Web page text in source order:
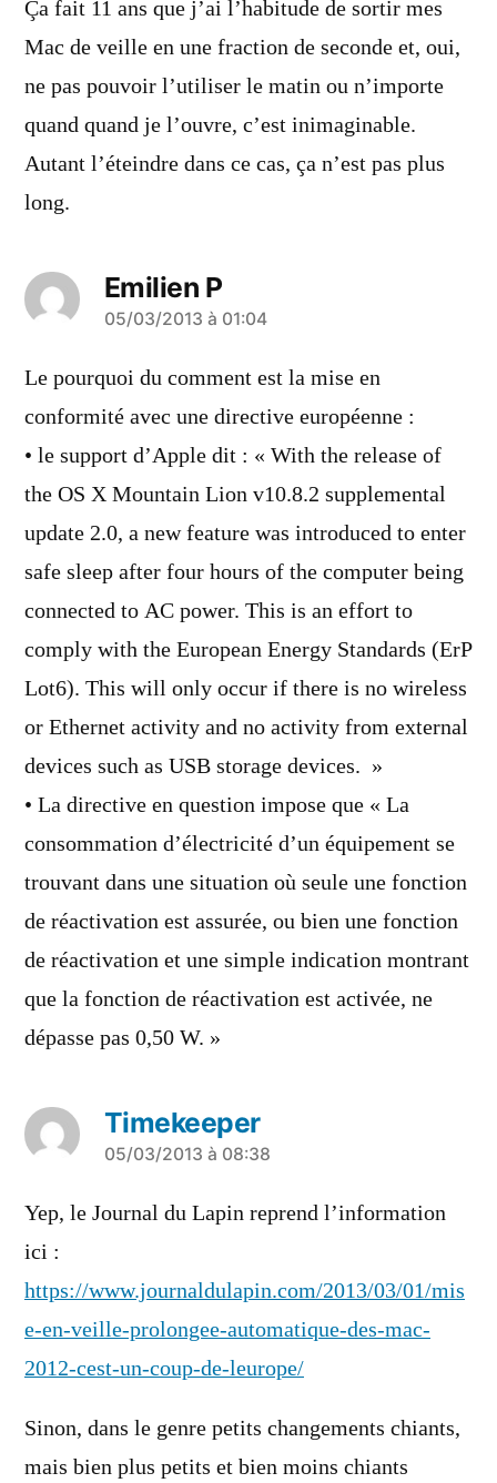
Ça fait 11 ans que j’ai l’habitude de sortir mes
Mac de veille en une fraction de seconde et, oui,
ne pas pouvoir l’utiliser le matin ou n’importe
quand quand je l’ouvre, c’est inimaginable.
Autant l’éteindre dans ce cas, ça n’est pas plus
long.
Emilien P
a
dit :
05/03/2013 à 01:04
Le pourquoi du comment est la mise en
conformité avec une directive européenne :
• le support d’Apple dit : « With the release of
the OS X Mountain Lion v10.8.2 supplemental
update 2.0, a new feature was introduced to enter
safe sleep after four hours of the computer being
connected to AC power. This is an effort to
comply with the European Energy Standards (ErP
Lot6). This will only occur if there is no wireless
or Ethernet activity and no activity from external
devices such as USB storage devices. »
• La directive en question impose que « La
consommation d’électricité d’un équipement se
trouvant dans une situation où seule une fonction
de réactivation est assurée, ou bien une fonction
de réactivation et une simple indication montrant
que la fonction de réactivation est activée, ne
dépasse pas 0,50 W. »
Timekeeper
a
05/03/2013 à 08:38
Yep, le Journal du Lapin reprend l’information
ici :
https://www.journaldulapin.com/2013/03/01/mis
e-en-veille-prolongee-automatique-des-mac-
2012-cest-un-coup-de-leurope/
Sinon, dans le genre petits changements chiants,
mais bien plus petits et bien moins chiants